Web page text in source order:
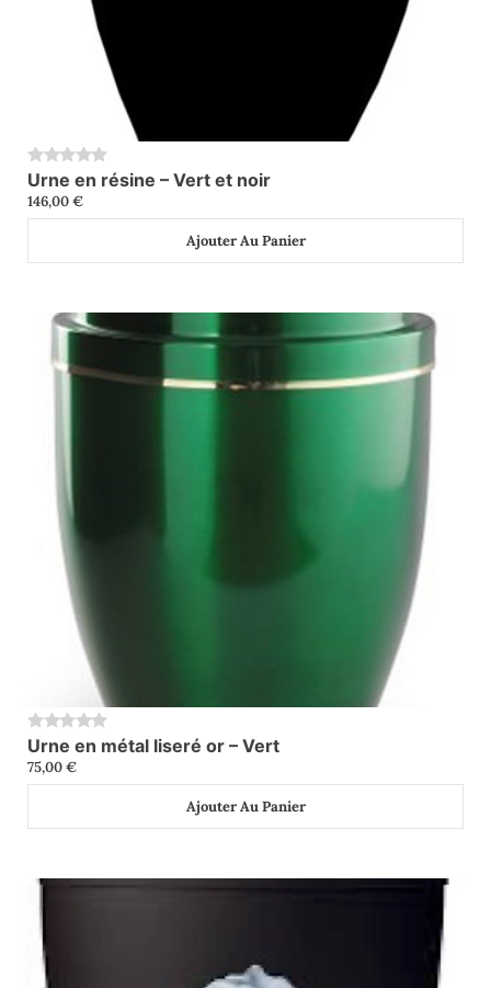
0Urne en résine – Vert et noir
146,00€
Ajouter Au Panier
0Urne en métal liseré or – Vert
75,00€
Ajouter Au Panier